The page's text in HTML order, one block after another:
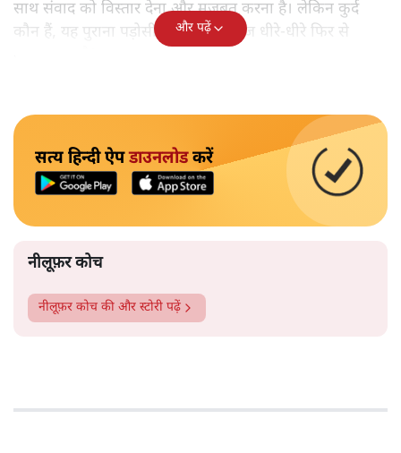
साथ संवाद को विस्तार देना और मजबूत करना है। लेकिन कुर्द
कौन हैं, यह पुराना पड़ोसी जिसे भारत आज धीरे-धीरे फिर से
और पढ़ें
सत्य हिन्दी ऐपडाउनलोडकरें
नीलूफ़र कोच
नीलूफ़र कोच की और स्टोरी पढ़ें